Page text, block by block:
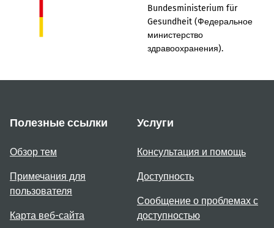
Bundesministerium für
Gesundheit (Федеральное
министерство
здравоохранения).
Полезные ссылки
Обзор тем
Примечания для
пользователя
Карта веб-сайта
Услуги
Консультация и помощь
Доступность
Сообщение о проблемах с
доступностью